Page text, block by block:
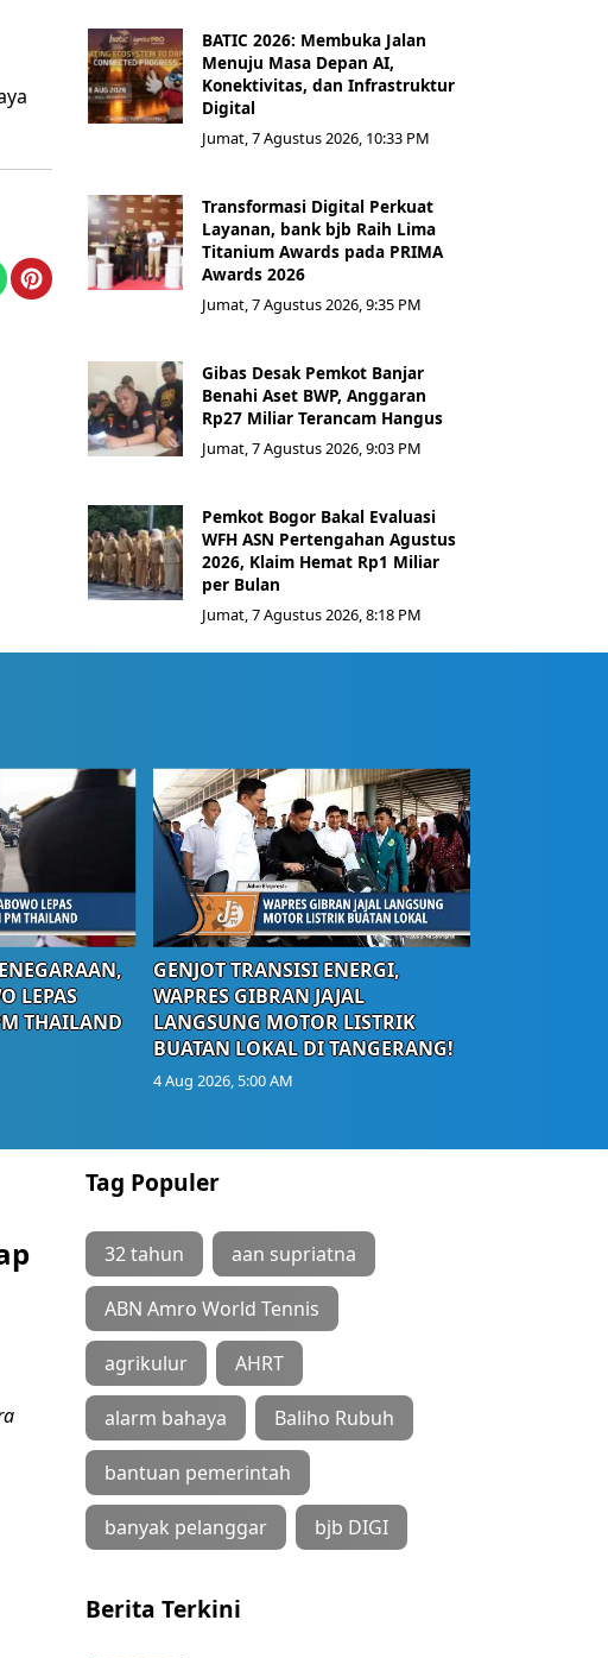
BATIC 2026: Membuka Jalan
Menuju Masa Depan AI,
Konektivitas, dan Infrastruktur
Digital
Jumat, 7 Agustus 2026, 10:33 PM
Transformasi Digital Perkuat
Layanan, bank bjb Raih Lima
Titanium Awards pada PRIMA
Awards 2026
Jumat, 7 Agustus 2026, 9:35 PM
Gibas Desak Pemkot Banjar
Benahi Aset BWP, Anggaran
Rp27 Miliar Terancam Hangus
Jumat, 7 Agustus 2026, 9:03 PM
Pemkot Bogor Bakal Evaluasi
WFH ASN Pertengahan Agustus
2026, Klaim Hemat Rp1 Miliar
per Bulan
Jumat, 7 Agustus 2026, 8:18 PM
LEPAS
THAILAND
GENJOT TRANSISI ENERGI,
WAPRES GIBRAN JAJAL
LANGSUNG MOTOR LISTRIK
BUATAN LOKAL DI TANGERANG!
4 Aug 2026, 5:00 AM
Tag Populer
32 tahun aan supriatna
ABN Amro World Tennis
agrikulur AHRT
alarm bahaya Baliho Rubuh
bantuan pemerintah
banyak pelanggar bjb DIGI
Berita Terkini